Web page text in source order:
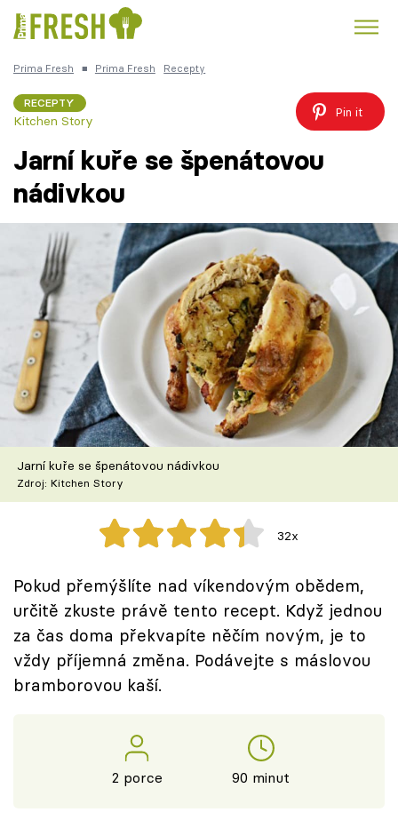
Česká kuchyně
Témata
Recepty
Články
TV Program
Škola vaření
Recepty z TV
Speciál: Cuketa
Těhotnej kuchař
Sledujte prima+
Přihlášení
Prima Fresh ■ Prima Fresh Recepty
RECEPTY
Kitchen Story
Pin it
Jarní kuře se špenátovou
nádivkou
Jarní kuře se špenátovou nádivkou
Zdroj: Kitchen Story
32x
Pokud přemýšlíte nad víkendovým obědem,
určitě zkuste právě tento recept. Když jednou
za čas doma překvapíte něčím novým, je to
vždy příjemná změna. Podávejte s máslovou
bramborovou kaší.
2 porce 90 minut